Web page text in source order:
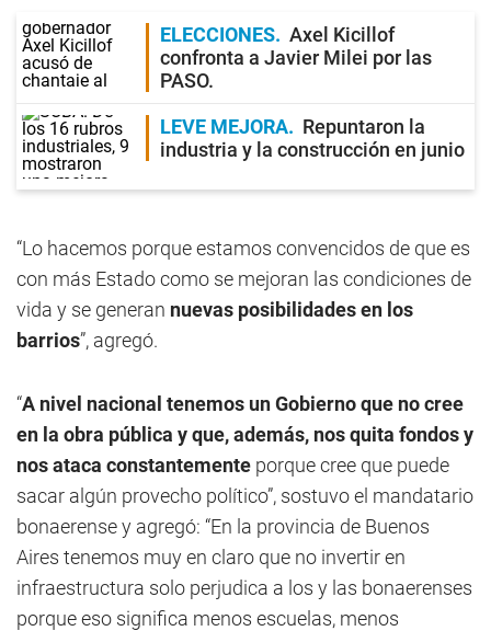
ELECCIONES
Axel Kicillof
confronta a Javier Milei por las
PASO.
LEVE MEJORA
Repuntaron la
industria y la construcción en junio
“Lo hacemos porque estamos convencidos de que es
con más Estado como se mejoran las condiciones de
vida y se generan nuevas posibilidades en los
barrios”, agregó.
“A nivel nacional tenemos un Gobierno que no cree
en la obra pública y que, además, nos quita fondos y
nos ataca constantemente porque cree que puede
sacar algún provecho político”, sostuvo el mandatario
bonaerense y agregó: “En la provincia de Buenos
Aires tenemos muy en claro que no invertir en
infraestructura solo perjudica a los y las bonaerenses
porque eso significa menos escuelas, menos